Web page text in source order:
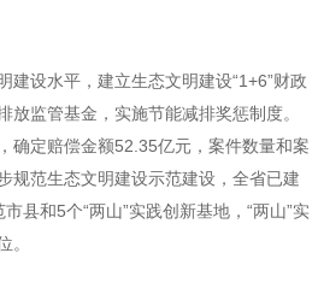
建设水平，建立生态文明建设“1+6”财政
放监管基金，实施节能减排奖惩制度。
确定赔偿金额52.35亿元，案件数量和案
规范生态文明建设示范建设，全省已建
县和5个“两山”实践创新基地，“两山”实
。